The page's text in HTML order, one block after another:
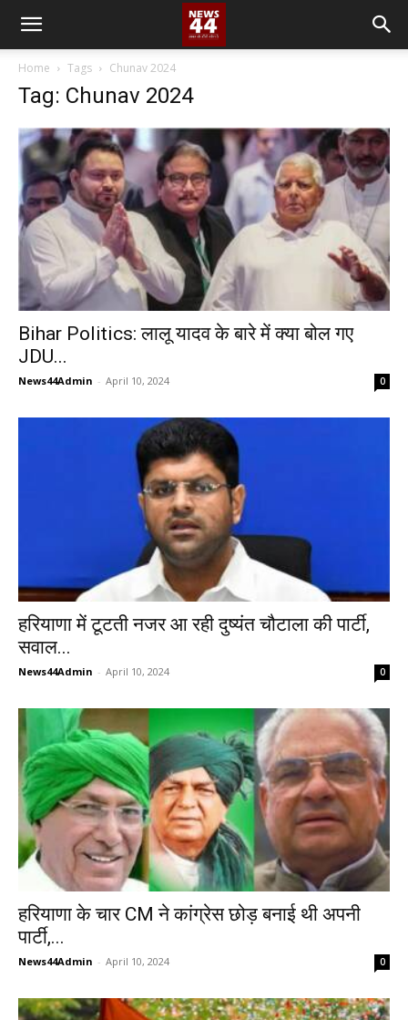
Home Tags Chunav 2024
Tag: Chunav 2024
Bihar Politics: लालू यादव के बारे में क्या बोल गए
JDU...
News44Admin - April 10, 2024 0
हरियाणा में टूटती नजर आ रही दुष्यंत चौटाला की पार्टी,
सवाल...
News44Admin - April 10, 2024 0
हरियाणा के चार CM ने कांग्रेस छोड़ बनाई थी अपनी
पार्टी,...
News44Admin - April 10, 2024 0